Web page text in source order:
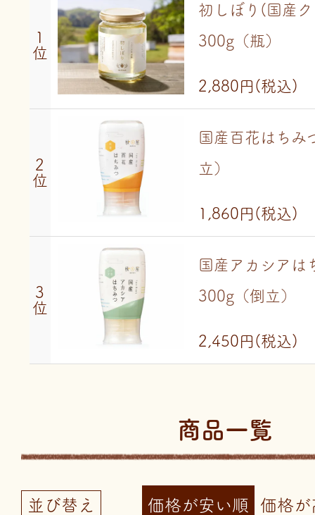
1
位
初しぼり(国産
300g（瓶）
2,880円 (税込)
2
位
国産百花はちみ
立）
1,860円 (税込)
3
位
国産アカシアは
300g（倒立）
2,450円 (税込)
商品一覧
並び替え 価格が安い順 価格